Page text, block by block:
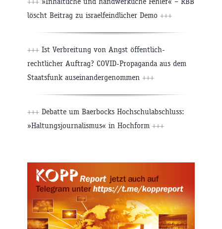
löscht Beitrag zu israelfeindlicher Demo +++
+++ Ist Verbreitung von Angst öffentlich-
rechtlicher Auftrag? COVID-Propaganda aus dem
Staatsfunk auseinandergenommen +++
+++ Debatte um Baerbocks Hochschulabschluss:
»Haltungsjournalismus« in Hochform +++